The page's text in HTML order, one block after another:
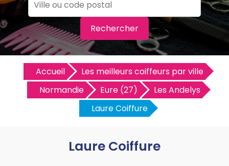
Rechercher
Accueil
Les meilleurs coiffeurs par ville
Normandie
Eure (27)
Les Andelys
Laure Coiffure
Laure Coiffure